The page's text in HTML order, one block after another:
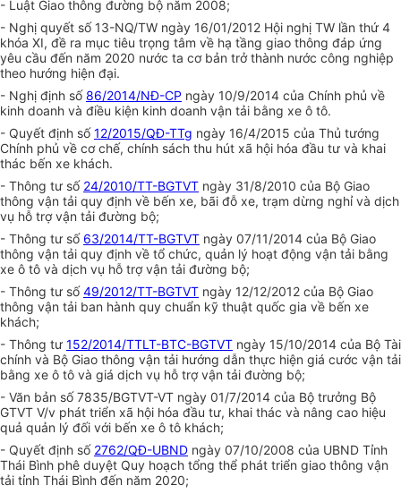
- Luật Giao thông đường bộ năm 2008;
- Nghị quyết số 13-NQ/TW ngày 16/01/2012 Hội nghị TW lần thứ 4
khóa XI, đề ra mục tiêu trọng tâm về hạ tầng giao thông đáp ứng
yêu cầu đến năm 2020 nước ta cơ bản trở thành nước công nghiệp
theo hướng hiện đại.
- Nghị định số86/2014/NĐ-CP ngày 10/9/2014 của Chính phủ về
kinh doanh và điều kiện kinh doanh vận tải bằng xe ô tô.
- Quyết định số12/2015/QĐ-TTg ngày 16/4/2015 của Thủ tướng
Chính phủ về cơ chế, chính sách thu hút xã hội hóa đầu tư và khai
thác bến xe khách.
- Thông tư số 24/2010/TT-BGTVT ngày 31/8/2010 của Bộ Giao
thông vận tải quy định về bến xe, bãi đỗ xe, trạm dừng nghỉ và dịch
vụ hỗ trợ vận tải đường bộ;
- Thông tư số 63/2014/TT-BGTVT ngày 07/11/2014 của Bộ Giao
thông vận tải quy định về tổ chức, quản lý hoạt động vận tải bằng
xe ô tô và dịch vụ hỗ trợ vận tải đường bộ;
- Thông tư số49/2012/TT-BGTVT ngày 12/12/2012 của Bộ Giao
thông vận tải ban hành quy chuẩn kỹ thuật quốc gia về bến xe
khách;
- Thông tư 152/2014/TTLT-BTC-BGTVT ngày 15/10/2014 của Bộ Tài
chính và Bộ Giao thông vận tải hướng dẫn thực hiện giá cước vận tải
bằng xe ô tô và giá dịch vụ hỗ trợ vận tải đường bộ;
- Văn bản số 7835/BGTVT-VT ngày 01/7/2014 của Bộ trưởng Bộ
GTVT V/v phát triển xã hội hóa đầu tư, khai thác và nâng cao hiệu
quả quản lý đối với bến xe ô tô khách;
- Quyết định số 2762/QĐ-UBND ngày 07/10/2008 của UBND Tỉnh
Thái Bình phê duyệt Quy hoạch tổng thể phát triển giao thông vận
tải tỉnh Thái Bình đến năm 2020;